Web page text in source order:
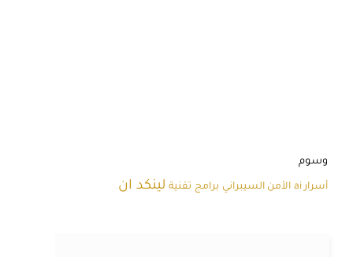
وسوم
أسرار ai الأمن السيبراني برامج تقنية لينكد ان